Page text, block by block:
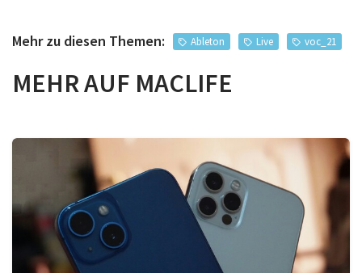
Mehr zu diesen Themen: Ableton Live voc_21
MEHR AUF MACLIFE